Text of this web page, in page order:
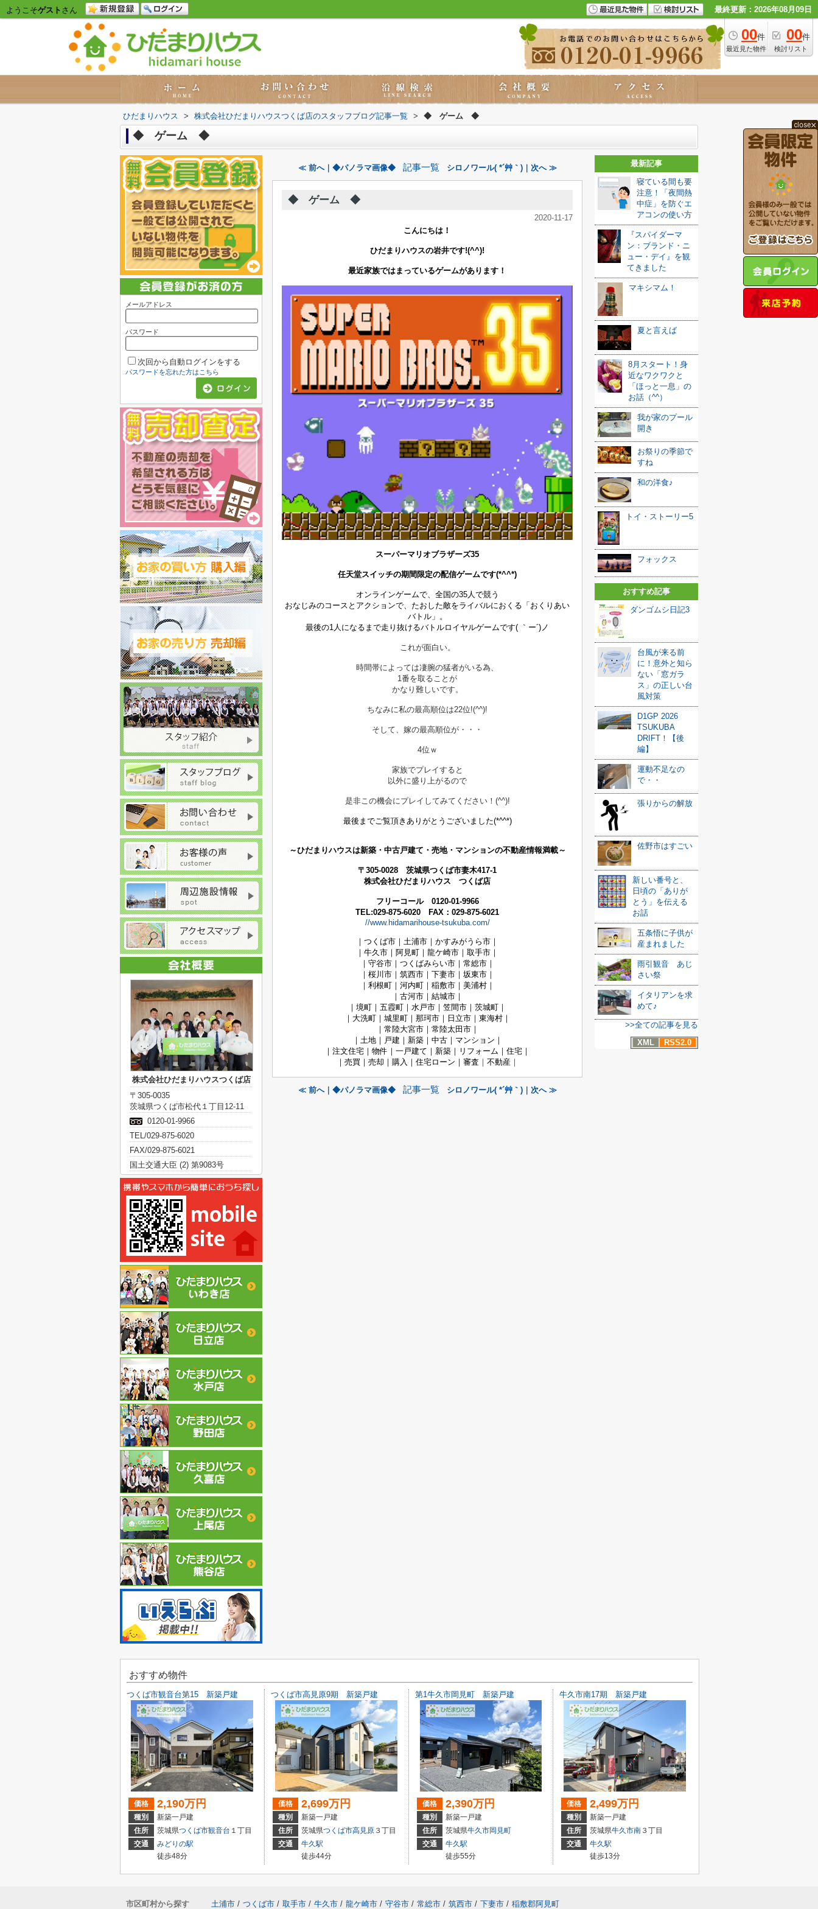
ようこそゲスト さん 最終更新：2026年08月09日
00件
最近見た物件
00件
検討リスト
ひだまりハウス > 株式会社ひだまりハウスつくば店のスタッフブログ記事一覧 > ◆ ゲーム ◆
◆ ゲーム ◆
≪ 前へ｜◆パノラマ画像◆ 記事一覧 シロノワール( *´艸｀)｜次へ ≫
◆ ゲーム ◆
2020-11-17
こんにちは！
ひだまりハウスの岩井です!(^^)!
最近家族ではまっているゲームがあります！
スーパーマリオブラザーズ35
任天堂スイッチの期間限定の配信ゲームです(*^^*)
オンラインゲームで、全国の35人で競う
おなじみのコースとアクションで、たおした敵をライバルにおくる「おくりあい
バトル」。
最後の1人になるまで走り抜けるバトルロイヤルゲームです( ｀ー´)ノ
これが面白い。
時間帯によっては凄腕の猛者がいる為、
1番を取ることが
かなり難しいです。
ちなみに私の最高順位は22位!(^^)!
そして、嫁の最高順位が・・・
4位ｗ
家族でプレイすると
以外に盛り上がるので
是非この機会にプレイしてみてください！(^^)!
最後までご覧頂きありがとうございました(*^^*)
～ひだまりハウスは新築・中古戸建て・売地・マンションの不動産情報満載～
〒305-0028 茨城県つくば市妻木417-1
株式会社ひだまりハウス つくば店
フリーコール 0120-01-9966
TEL:029-875-6020 FAX：029-875-6021
//www.hidamarihouse-tsukuba.com/
｜つくば市｜土浦市｜かすみがうら市｜
｜牛久市｜阿見町 ｜龍ケ崎市｜取手市｜
｜守谷市｜つくばみらい市｜常総市｜
｜桜川市｜筑西市｜下妻市｜坂東市｜
｜利根町｜河内町｜稲敷市｜美浦村｜
｜古河市｜結城市｜
｜境町｜五霞町｜水戸市 ｜笠間市｜茨城町 ｜
｜大洗町｜城里町｜那珂市｜日立市｜東海村｜
｜常陸大宮市｜常陸太田市｜
｜土地｜戸建｜新築｜中古｜マンション｜
｜注文住宅｜物件｜一戸建て｜新築｜リフォーム｜住宅｜
｜売買｜売却｜購入｜住宅ローン｜審査 ｜ 不動産｜
≪ 前へ｜◆パノラマ画像◆ 記事一覧 シロノワール( *´艸｀)｜次へ ≫
最新記事
寝ている間も要
注意！「夜間熱
中症」を防ぐエ
アコンの使い方
『スパイダーマ
ン：ブランド・ニ
ュー・デイ』を観
てきました️
マキシマム！
夏と言えば
8月スタート！身
近なワクワクと
「ほっと一息」の
お話（^^）
我が家のプール
開き
お祭りの季節で
すね
和の洋食♪
トイ・ストーリー5
フォックス
おすすめ記事
ダンゴムシ日記3
台風が来る前
に！意外と知ら
ない「窓ガラ
ス」の正しい台
風対策
D1GP 2026
TSUKUBA
DRIFT！【後
編】
運動不足なの
で・・
張りからの解放
佐野市はすごい
新しい番号と、
日頃の「ありが
とう」を伝える
お話
五条悟に子供が
産まれました
雨引観音 あじ
さい祭
イタリアンを求
めて♪
>>全ての記事を見る
XML
RSS2.0
メールアドレス
パスワード
次回から自動ログインをする
パスワードを忘れた方はこちら
株式会社ひだまりハウスつくば店
〒305-0035
茨城県つくば市松代１丁目12-11
0120-01-9966
TEL/029-875-6020
FAX/029-875-6021
国土交通大臣 (2) 第9083号
おすすめ物件
つくば市観音台第15 新築戸建
価格 2,190万円
種別
新築一戸建
住所
茨城県つくば市観音台 １丁目
交通
みどりの駅
徒歩48分
つくば市高見原9期 新築戸建
価格 2,699万円
種別
新築一戸建
住所
茨城県つくば市高見原 ３丁目
交通
牛久駅
徒歩44分
第1牛久市岡見町 新築戸建
価格 2,390万円
種別
新築一戸建
住所
茨城県牛久市岡見町
交通
牛久駅
徒歩55分
牛久市南17期 新築戸建
価格 2,499万円
種別
新築一戸建
住所
茨城県牛久市南 ３丁目
交通
牛久駅
徒歩13分
市区町村から探す 土浦市 / つくば市 / 取手市 / 牛久市 / 龍ケ崎市 / 守谷市 / 常総市 / 筑西市 / 下妻市 / 稲敷郡阿見町